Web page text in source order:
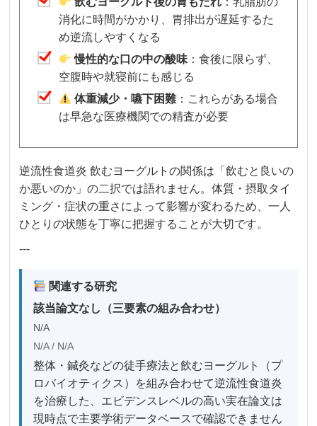
消化に時間がかかり、胃排出が遅延するた
め逆流しやすくなる
慢性的な口の中の酸味：食後に限らず、
空腹時や就寝前にも感じる
体重減少・嚥下困難：これらがある場合
は早急な医療機関での精査が必要
逆流性食道炎 飲むヨーグルトの関係は「飲むと良いの
か悪いのか」の二択では語れません。体質・摂取タイ
ミング・症状の重さによって影響が変わるため、一人
ひとりの状態を丁寧に把握することが大切です。
---
関連する研究
該当論文なし（三要素の組み合わせ）
N/A
N/A / N/A
整体・鍼灸などの徒手療法と飲むヨーグルト（プ
ロバイオティクス）を組み合わせて逆流性食道炎
を治療した、エビデンスレベルの高い実在論文は
現時点で主要学術データベースで確認できません